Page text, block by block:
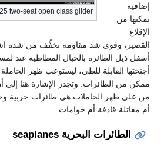
two-seat open class glider
إضافية
تمكنها من
الإقلاع
القصير، وقوى شد مقاومة تخفِّف من شدة
أسفل ذيل الطائرة بالحبال المطاطية عند
أجنحتها القابلة للطي، ليستوعب ظهر
ممكن من الطائرات. وتجدر الإشارة هنا إلى
من على ظهر الحاملات هي طائرات حربية
أم مقاتلة قاذفة أم حوامات
الطائرات البحرية seaplanes